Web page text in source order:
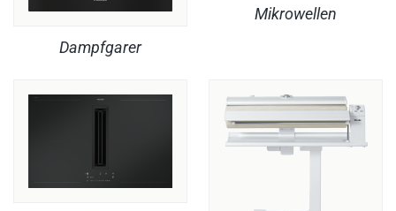
Dampfgarer
Mikrowellen